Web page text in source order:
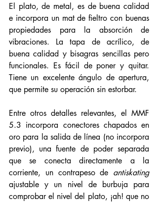
El plato, de metal, es de buena calidad
e incorpora un mat de fieltro con buenas
propiedades para la absorción de
vibraciones. La tapa de acrílico, de
buena calidad y bisagras sencillas pero
funcionales. Es fácil de poner y quitar.
Tiene un excelente ángulo de apertura,
que permite su operación sin estorbar.
Entre otros detalles relevantes, el MMF
5.3 incorpora conectores chapados en
oro para la salida de línea (no incorpora
previo), una fuente de poder separada
que se conecta directamente a la
corriente, un contrapeso de antiskating
ajustable y un nivel de burbuja para
comprobar el nivel del plato, ¡ah! que no